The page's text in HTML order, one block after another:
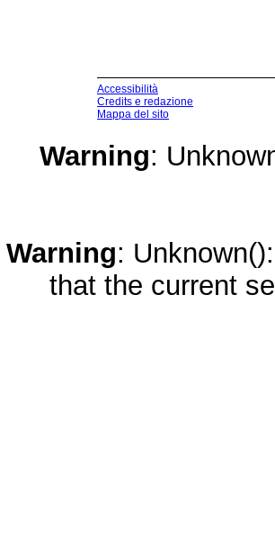
Accessibilità
Credits e redazione
Mappa del sito
Warning:
Warning:
that the current